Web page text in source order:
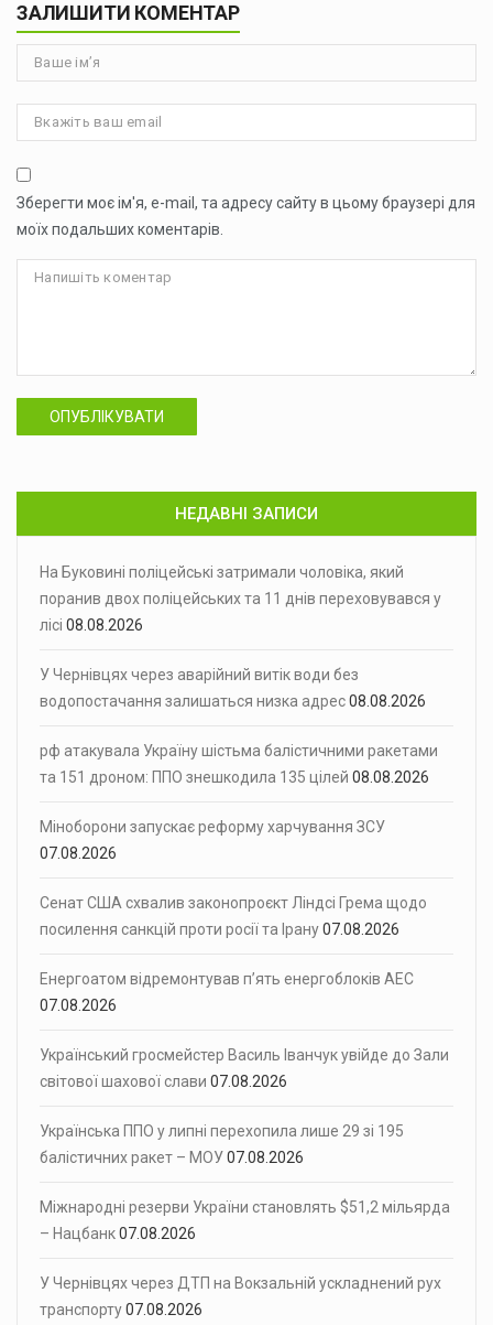
ЗАЛИШИТИ КОМЕНТАР
Зберегти моє ім'я, e-mail, та адресу сайту в цьому браузері для
моїх подальших коментарів.
ОПУБЛІКУВАТИ
НЕДАВНІ ЗАПИСИ
На Буковині поліцейські затримали чоловіка, який
поранив двох поліцейських та 11 днів переховувався у
лісі 08.08.2026
У Чернівцях через аварійний витік води без
водопостачання залишаться низка адрес08.08.2026
рф атакувала Україну шістьма балістичними ракетами
та 151 дроном: ППО знешкодила 135 цілей 08.08.2026
Міноборони запускає реформу харчування ЗСУ
07.08.2026
Сенат США схвалив законопроєкт Ліндсі Грема щодо
посилення санкцій проти росії та Ірану07.08.2026
Енергоатом відремонтував п’ять енергоблоків АЕС
07.08.2026
Український гросмейстер Василь Іванчук увійде до Зали
світової шахової слави 07.08.2026
Українська ППО у липні перехопила лише 29 зі 195
балістичних ракет – МОУ07.08.2026
Міжнародні резерви України становлять $51,2 мільярда
– Нацбанк07.08.2026
У Чернівцях через ДТП на Вокзальній ускладнений рух
транспорту07.08.2026